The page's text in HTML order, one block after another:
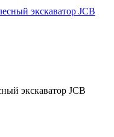
экскаватор JCB